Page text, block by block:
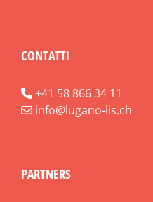
CONTATTI
+41 58 866 34 11
info@lugano-lis.ch
PARTNERS